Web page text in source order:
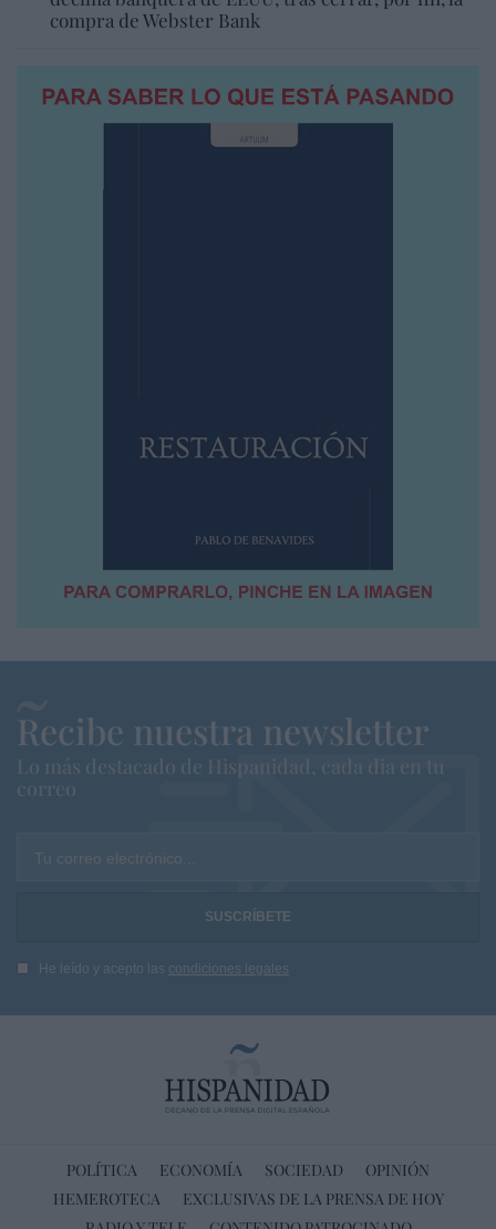
compra de Webster Bank
Recibe nuestra newsletter
Lo más destacado de Hispanidad, cada dia en tu
correo
Tu correo electrónico...
He leído y acepto las condiciones legales
POLÍTICA ECONOMÍA SOCIEDAD
OPINIÓN
HEMEROTECA
EXCLUSIVAS DE LA PRENSA DE HOY